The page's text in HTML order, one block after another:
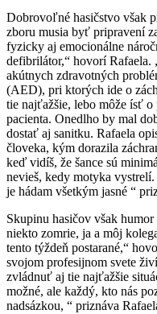
Dobrovoľné hasičstvo však
zboru musia byť pripravení
fyzicky aj emocionálne
defibrilátor,“ hovorí
akútnych zdravotných
(AED), pri ktorých ide o
tie najťažšie, lebo môže ísť o
pacienta. Onedlho by mal
dostať aj sanitku. Rafaela
človeka, kým dorazila
keď vidíš, že šance sú
nevieš, kedy motyka
je hádam všetkým jasné “
Skupinu hasičov však
niekto zomrie, ja a môj
tento týždeň postarané,“
svojom profesijnom svete
zvládnuť aj tie najťažšie
možné, ale každý, kto nás
nadsázkou, “ priznáva